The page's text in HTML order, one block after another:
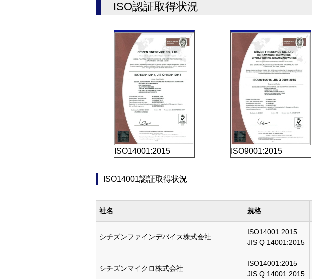
ISO認証取得状況
ISO14001:2015 ISO9001:2015
ISO14001認証取得状況
社名 規格
シチズンファインデバイス株式会社
ISO14001:2015
JIS Q 14001:2015
シチズンマイクロ株式会社
ISO14001:2015
JIS Q 14001:2015